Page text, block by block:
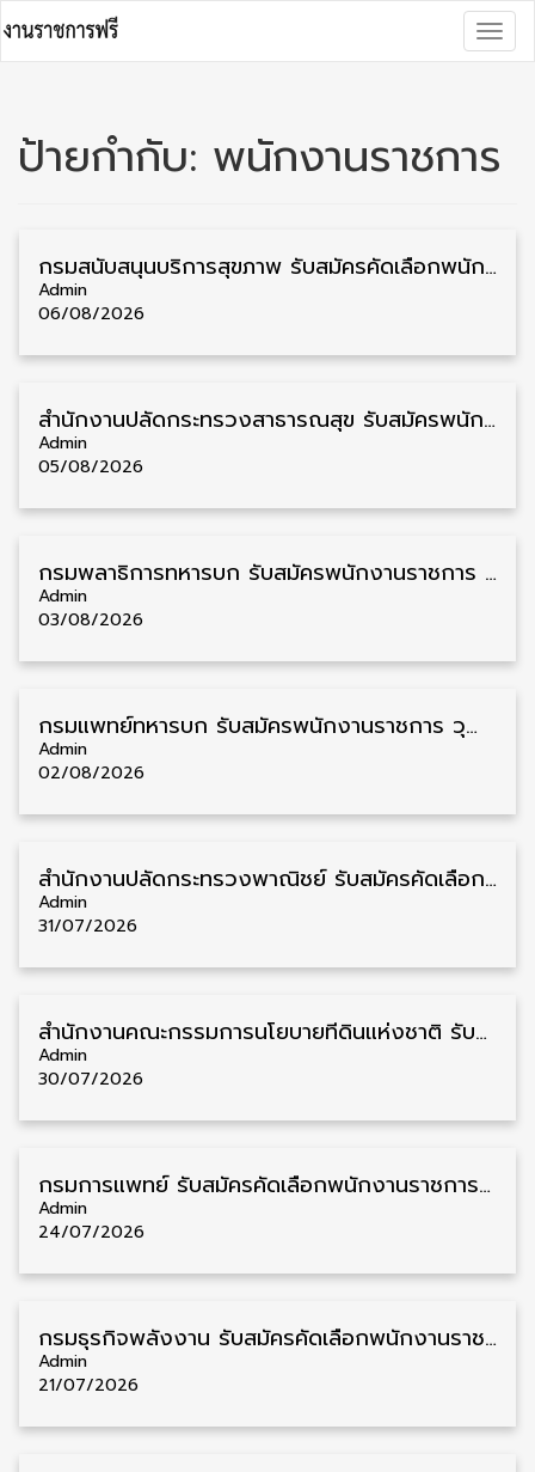
to
content
ป้ายกำกับ: พนักงานราชการ
กรมสนับสนุนบริการสุขภาพ รับสมัครคัดเลือกพนักงานราชการ วุฒิ ปวส./ป.ตรี 13 อัตรา รับสมัคร 11 – 20 สิงหาคม
Admin
06/08/2026
สำนักงานปลัดกระทรวงสาธารณสุข รับสมัครพนักงานราชการรูปแบบพิเศษ วุฒิ ปวส./ป.ตรี 102 อัตรา รับสมัคร 17 – 28 สิงหาคม
Admin
05/08/2026
กรมพลาธิการทหารบก รับสมัครพนักงานราชการ วุฒิ ม.3/ม.6/ปวช. 66 อัตรา รับสมัคร 10 – 17 สิงหาคม
Admin
03/08/2026
กรมแพทย์ทหารบก รับสมัครพนักงานราชการ วุฒิ ม.3/ม.6/ปวช./ปวท./ปวส. 6 อัตรา รับสมัคร 3 – 7 สิงหาคม
Admin
02/08/2026
สำนักงานปลัดกระทรวงพาณิชย์ รับสมัครคัดเลือกพนักงานราชการ วุฒิ ปวส./ป.ตรี 11 อัตรา รับสมัคร 10 – 21 สิงหาคม
Admin
31/07/2026
สำนักงานคณะกรรมการนโยบายที่ดินแห่งชาติ รับสมัครคัดเลือกพนักงานราชการ วุฒิ ป.ตรี 6 อัตรา รับสมัคร 13 กรกฎาคม – 6 สิงหาคม
Admin
30/07/2026
กรมการแพทย์ รับสมัครคัดเลือกพนักงานราชการ วุฒิ ป.ตรี 2 อัตรา รับสมัคร 3 – 10 สิงหาคม
Admin
24/07/2026
กรมธุรกิจพลังงาน รับสมัครคัดเลือกพนักงานราชการ วุฒิ ม.6/ปวช./ปวส./ป.ตรี 7 อัตรา รับสมัคร 27 กรกฎาคม – 24 สิงหาคม
Admin
21/07/2026